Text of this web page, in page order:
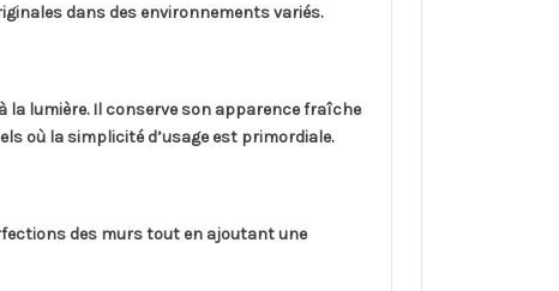
dans des environnements variés.
la lumière. Il conserve son apparence fraîche
où la simplicité d’usage est primordiale.
des murs tout en ajoutant une